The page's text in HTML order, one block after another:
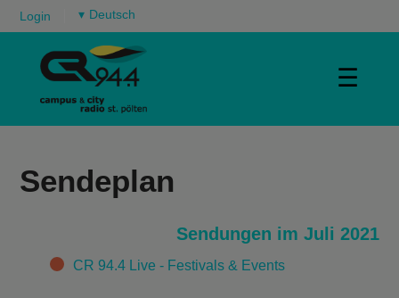
Login ▾
☰
Sendeplan
Sendungen im Juli 2021
CategoriesCR 94.4 Live - Festivals & Events